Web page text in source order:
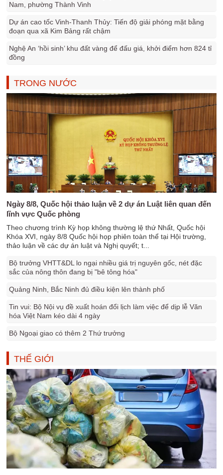
Nam, phường Thành Vinh
Dự án cao tốc Vinh-Thanh Thủy: Tiến độ giải phóng mặt bằng
đoạn qua xã Kim Bảng rất chậm
Nghệ An ‘hồi sinh’ khu đất vàng để đấu giá, khởi điểm hơn 824 tỉ
đồng
TRONG NƯỚC
Ngày 8/8, Quốc hội thảo luận về 2 dự án Luật liên quan đến
lĩnh vực Quốc phòng
Theo chương trình Kỳ họp không thường lệ thứ Nhất, Quốc hội
Khóa XVI, ngày 8/8 Quốc hội họp phiên toàn thể tại Hội trường,
thảo luận về các dự án luật và Nghị quyết; t...
Bộ trưởng VHTT&DL lo ngại nhiều giá trị nguyên gốc, nét đặc
sắc của nông thôn đang bị "bê tông hóa"
Quảng Ninh, Bắc Ninh đủ điều kiện lên thành phố
Tin vui: Bộ Nội vụ đề xuất hoán đổi lịch làm việc để dịp lễ Văn
hóa Việt Nam kéo dài 4 ngày
Bộ Ngoại giao có thêm 2 Thứ trưởng
THẾ GIỚI